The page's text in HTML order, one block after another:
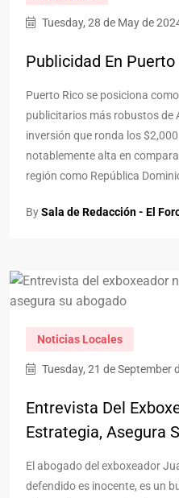
Tuesday, 28 de May de
Publicidad En Puerto
Puerto Rico se posiciona
publicitarios más robustos de
inversión que ronda los
notablemente alta en
región como República
BySala de Redacción - El
Noticias Locales
Tuesday, 21 de September
Entrevista Del
Estrategia, Asegura
El abogado del exboxeador
defendido es inocente, es un